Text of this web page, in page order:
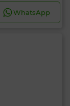
WhatsApp